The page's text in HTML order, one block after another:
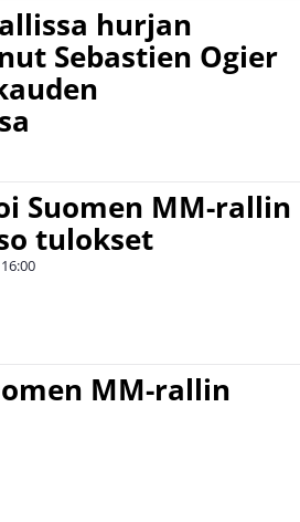
hurjan
Sebastien Ogier
Suomen MM-rallin
tulokset
16:00
MM-rallin